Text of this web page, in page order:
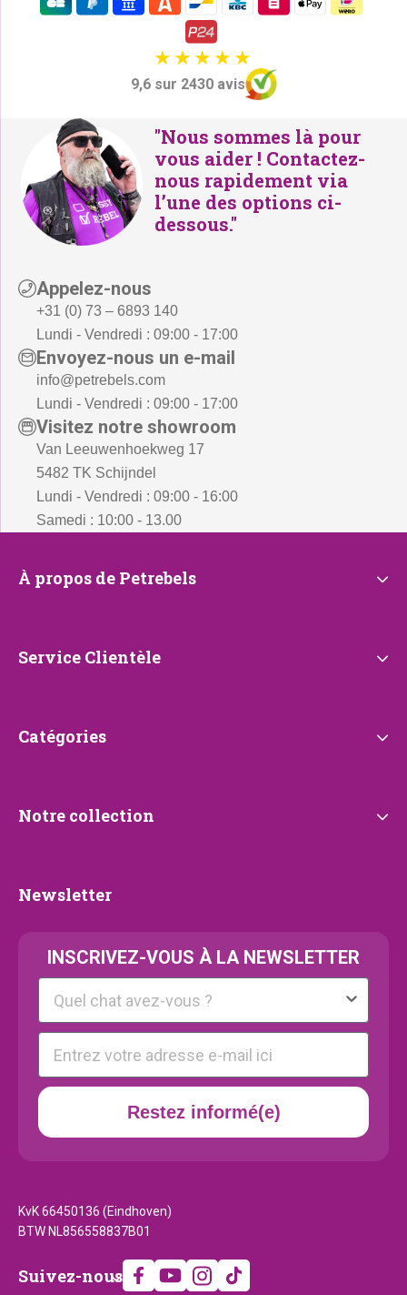
9,6 sur 2430 avis
"Nous sommes là pour
vous aider ! Contactez-
nous rapidement via
l’une des options ci-
dessous."
Appelez-nous
+31 (0) 73 – 6893 140
Lundi - Vendredi : 09:00 - 17:00
Envoyez-nous un e-mail
info@petrebels.com
Lundi - Vendredi : 09:00 - 17:00
Visitez notre showroom
Van Leeuwenhoekweg 17
5482 TK Schijndel
Lundi - Vendredi : 09:00 - 16:00
Samedi : 10:00 - 13.00
À
Petrebels
À propos de Petrebels
Service
Service Clientèle
Catégories
Catégories
Notre
Notre collection
Newsletter
Newsletter
INSCRIVEZ-VOUS À LA NEWSLETTER
Kattenras
E-mail
Restez informé(e)
KvK 66450136 (Eindhoven)
BTW NL856558837B01
Suivez-
Suivez-nous